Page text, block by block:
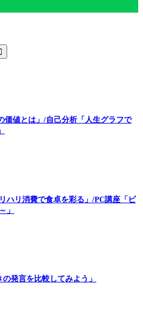
価値とは」/自己分析「人生グラフで
ハリ消費で食卓を彩る」/PC講座「ビ
」
発言を比較してみよう」